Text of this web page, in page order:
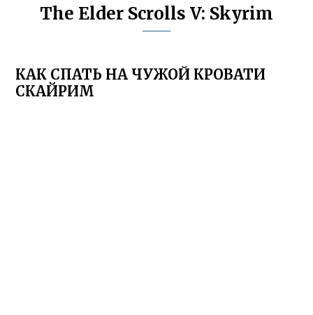
The Elder Scrolls V: Skyrim
КАК СПАТЬ НА ЧУЖОЙ КРОВАТИ
СКАЙРИМ